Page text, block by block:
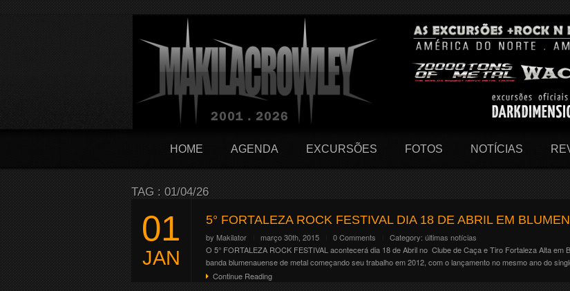
HOME AGENDA EXCURSÕES FOTOS NOTÍCIAS
TAG : 01/04/26
01
JAN
5° FORTALEZA ROCK FESTIVAL DIA 18 DE ABRIL EM
by Makilator março 30th, 2015 0 Comments Category: últimas notícias
O 5° FORTALEZA ROCK FESTIVAL acontecerá dia 18 de Abril no Clube de Caça e Tiro Fortaleza Alta
banda blumenauense de metal começando seu trabalho em 2012, com o lançamento no mesmo ano do
Continue Reading